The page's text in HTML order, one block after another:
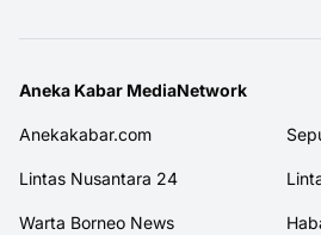
Aneka Kabar MediaNetwork
Anekakabar.com
Lintas Nusantara 24
Warta Borneo News